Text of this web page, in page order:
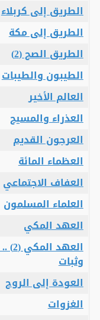
الطريق إلى كربلاء
الطريق إلى مكة
الطريق الصح (2)
الطيبون والطيبات
العالم الأخير
العذراء والمسيح
العرجون القديم
العظماء المائة
العفاف الاجتماعي
العلماء المسلمون
العهد المكي
العهد
وثبات
العودة إلى الروح
الغزوات